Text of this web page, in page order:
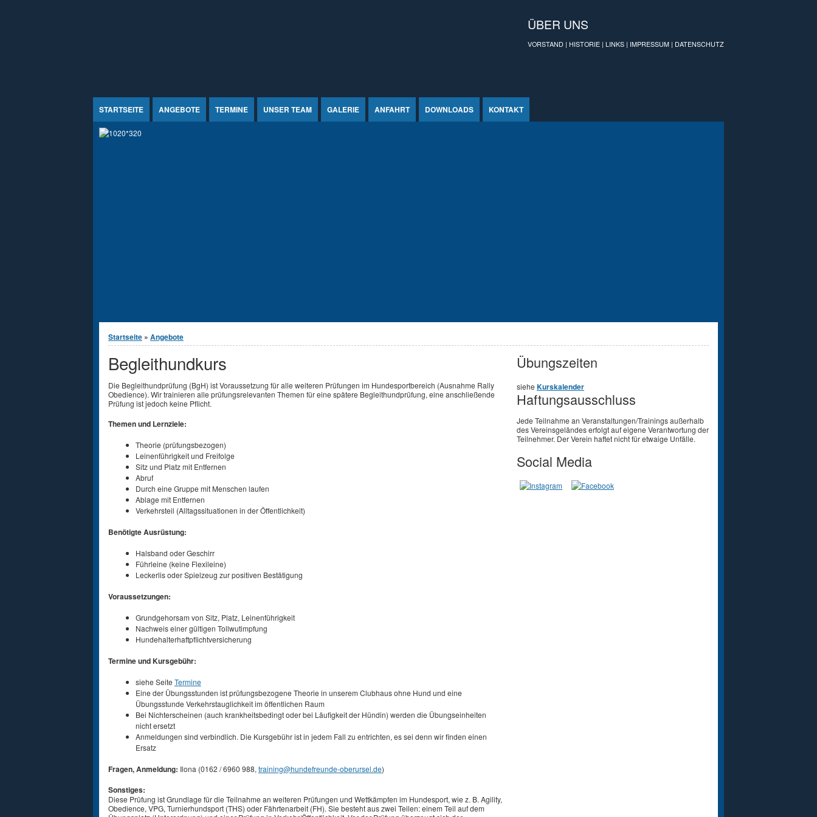
ÜBER UNS
VORSTAND | HISTORIE | LINKS | IMPRESSUM | DATENSCHUTZ
STARTSEITE ANGEBOTE TERMINE UNSER TEAM GALERIE ANFAHRT DOWNLOADS KONTAKT
Sie sind hier
Startseite » Angebote
Begleithundkurs
Die Begleithundprüfung (BgH) ist Voraussetzung für alle weiteren Prüfungen im Hundesportbereich (Ausnahme Rally
Obedience). Wir trainieren alle prüfungsrelevanten Themen für eine spätere Begleithundprüfung, eine anschließende
Prüfung ist jedoch keine Pflicht.
Themen und Lernziele:
Theorie (prüfungsbezogen)
Leinenführigkeit und Freifolge
Sitz und Platz mit Entfernen
Abruf
Durch eine Gruppe mit Menschen laufen
Ablage mit Entfernen
Verkehrsteil (Alltagssituationen in der Öffentlichkeit)
Benötigte Ausrüstung:
Halsband oder Geschirr
Führleine (keine Flexileine)
Leckerlis oder Spielzeug zur positiven Bestätigung
Voraussetzungen:
Grundgehorsam von Sitz, Platz, Leinenführigkeit
Nachweis einer gültigen Tollwutimpfung
Hundehalterhaftpflichtversicherung
Termine und Kursgebühr:
siehe Seite Termine
Eine der Übungsstunden ist prüfungsbezogene Theorie in unserem Clubhaus ohne Hund und eine
Übungsstunde Verkehrstauglichkeit im öffentlichen Raum
Bei Nichterscheinen (auch krankheitsbedingt oder bei Läufigkeit der Hündin) werden die Übungseinheiten
nicht ersetzt
Anmeldungen sind verbindlich. Die Kursgebühr ist in jedem Fall zu entrichten, es sei denn wir finden einen
Ersatz
Fragen, Anmeldung: Ilona (0162 / 6960 988, training@hundefreunde-oberursel.de)
Sonstiges:
Diese Prüfung ist Grundlage für die Teilnahme an weiteren Prüfungen und Wettkämpfen im Hundesport, wie z. B. Agility,
Obedience, VPG, Turnierhundsport (THS) oder Fährtenarbeit (FH). Sie besteht aus zwei Teilen: einem Teil auf dem
Übungszeiten
siehe Kurskalender
Haftungsausschluss
Jede Teilnahme an Veranstaltungen/Trainings außerhalb
des Vereinsgeländes erfolgt auf eigene Verantwortung der
Teilnehmer. Der Verein haftet nicht für etwaige Unfälle.
Social Media